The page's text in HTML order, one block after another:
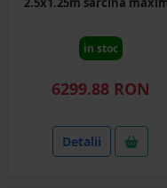
in stoc
6299.88 RON
Detalii